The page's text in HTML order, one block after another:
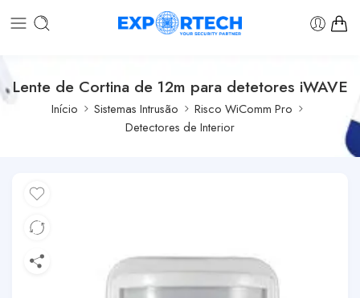
Lente de Cortina de 12m para detetores iWAVE
Início Sistemas Intrusão
Risco WiComm Pro
Detectores de Interior